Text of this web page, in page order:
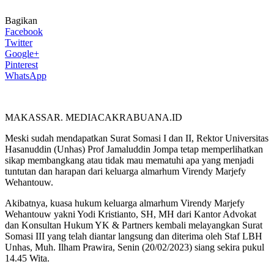
Bagikan
Facebook
Twitter
Google+
Pinterest
WhatsApp
MAKASSAR. MEDIACAKRABUANA.ID
Meski sudah mendapatkan Surat Somasi I dan II, Rektor Universitas
Hasanuddin (Unhas) Prof Jamaluddin Jompa tetap memperlihatkan
sikap membangkang atau tidak mau mematuhi apa yang menjadi
tuntutan dan harapan dari keluarga almarhum Virendy Marjefy
Wehantouw.
Akibatnya, kuasa hukum keluarga almarhum Virendy Marjefy
Wehantouw yakni Yodi Kristianto, SH, MH dari Kantor Advokat
dan Konsultan Hukum YK & Partners kembali melayangkan Surat
Somasi III yang telah diantar langsung dan diterima oleh Staf LBH
Unhas, Muh. Ilham Prawira, Senin (20/02/2023) siang sekira pukul
14.45 Wita.